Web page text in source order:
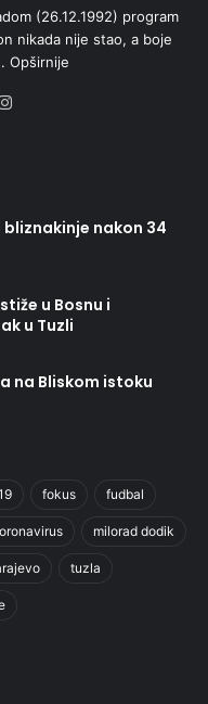
(26.12.1992) program
nikada nije stao, a boje
Opširnije
nakon 34
u Bosnu i
u Tuzli
na Bliskom istoku
fokus fudbal
milorad dodik
tuzla